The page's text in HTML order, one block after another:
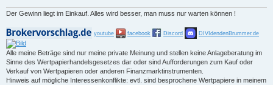
Der Gewinn liegt im Einkauf. Alles wird besser, man muss nur warten können !
youtube facebook Discord DIVIdendenBrummer.de
Alle meine Beträge sind nur meine private Meinung und stellen keine Anlageberatung im
Sinne des Wertpapierhandelsgesetzes dar oder sind Aufforderungen zum Kauf oder
Verkauf von Wertpapieren oder anderen Finanzmarktinstrumenten.
Hinweis auf mögliche Interessenkonflikte: evtl. sind besprochene Wertpapiere in meinem